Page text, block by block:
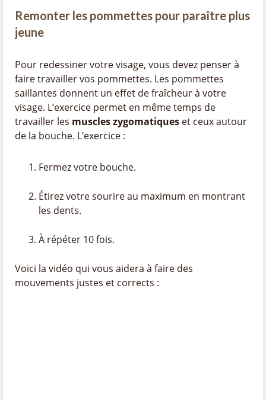
Remonter les pommettes pour paraître plus
jeune
Pour redessiner votre visage, vous devez penser à
faire travailler vos pommettes. Les pommettes
saillantes donnent un effet de fraîcheur à votre
visage. L’exercice permet en même temps de
travailler les muscles zygomatiques et ceux autour
de la bouche. L’exercice :
Fermez votre bouche.
Étirez votre sourire au maximum en montrant
les dents.
À répéter 10 fois.
Voici la vidéo qui vous aidera à faire des
mouvements justes et corrects :